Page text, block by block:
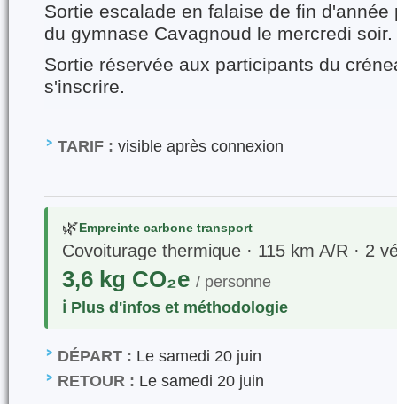
Sortie escalade en falaise de fin d'année
du gymnase Cavagnoud le mercredi soir.
Sortie réservée aux participants du
s'inscrire.
TARIF : visible après connexion
🌿Empreinte carbone transport
Covoiturage thermique · 115 km A/R · 2
3,6 kg CO₂e / personne
ℹ️ Plus d'infos et méthodologie
DÉPART : Le samedi 20 juin
RETOUR : Le samedi 20 juin